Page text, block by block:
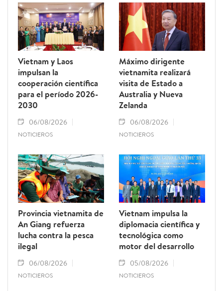
Vietnam y Laos
impulsan la
cooperación científica
para el período 2026-
2030
06/08/2026
NOTICIEROS
Máximo dirigente
vietnamita realizará
visita de Estado a
Australia y Nueva
Zelanda
06/08/2026
NOTICIEROS
Provincia vietnamita de
An Giang refuerza
lucha contra la pesca
ilegal
06/08/2026
NOTICIEROS
Vietnam impulsa la
diplomacia científica y
tecnológica como
motor del desarrollo
05/08/2026
NOTICIEROS